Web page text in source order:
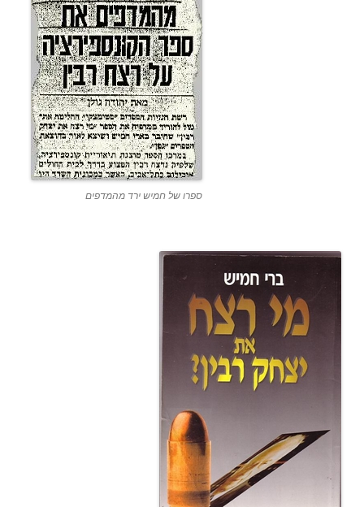
ספרו של חמיש ירד מהמדפים